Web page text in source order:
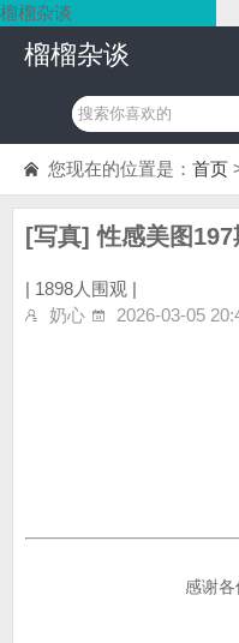
榴榴杂谈
榴榴杂谈
您现在的位置是： 首页
[写真] 性感美图
| 1898人围观 |
奶心
2026-03-05
感谢